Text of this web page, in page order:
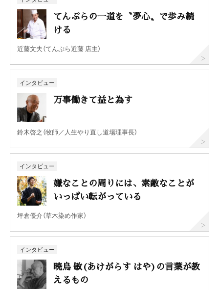
てんぷらの一道を〝夢心〟で歩み続
ける
近藤文夫（てんぷら近藤 店主）
インタビュー
万事働きて益と為す
鈴木啓之（牧師／人生やり直し道場理事長）
インタビュー
嫌なことの周りには、素敵なことが
いっぱい転がっている
坪倉優介（草木染め作家）
インタビュー
暁烏 敏(あけがらす はや)の言葉が教
えるもの